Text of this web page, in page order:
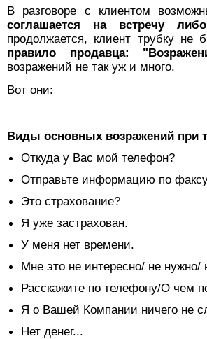
В разговоре с клиентом
соглашается на встречу
продолжается, клиент трубку
правило продавца:
возражений не так уж и много.
Вот они:
Виды основных возражений при
Откуда у Вас мой телефон?
Отправьте информацию по
Это страхование?
Я уже застрахован.
У меня нет времени.
Мне это не интересно/ не нужно/
Расскажите по телефону/О чем
Я о Вашей Компании ничего не
Нет денег...